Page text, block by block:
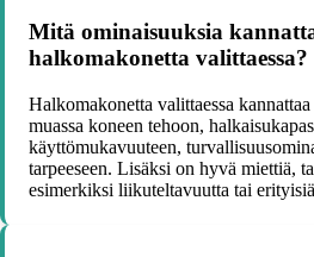
Mitä ominaisuuksia
halkomakonetta valittaessa?
Halkomakonetta valittaessa
muassa koneen tehoon,
käyttömukavuuteen,
tarpeeseen. Lisäksi on hyvä miettiä,
esimerkiksi liikuteltavuutta tai